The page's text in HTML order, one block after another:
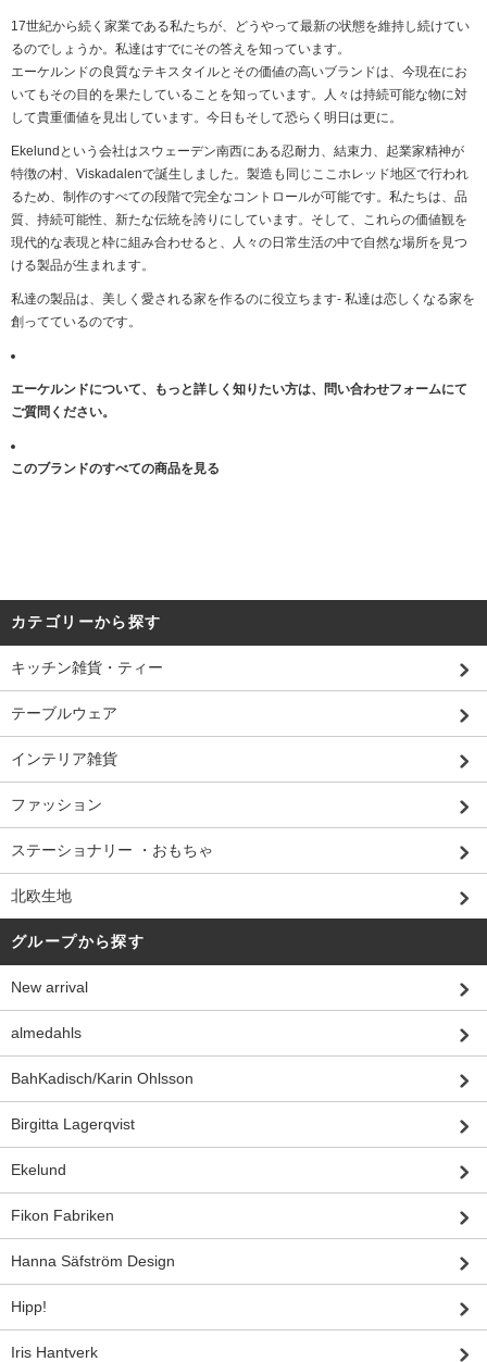
17世紀から続く家業である私たちが、どうやって最新の状態を維持し続けてい
るのでしょうか。私達はすでにその答えを知っています。
エーケルンドの良質なテキスタイルとその価値の高いブランドは、今現在にお
いてもその目的を果たしていることを知っています。人々は持続可能な物に対
して貴重価値を見出しています。今日もそして恐らく明日は更に。
Ekelundという会社はスウェーデン南西にある忍耐力、結束力、起業家精神が
特徴の村、Viskadalenで誕生しました。製造も同じここホレッド地区で行われ
るため、制作のすべての段階で完全なコントロールが可能です。私たちは、品
質、持続可能性、新たな伝統を誇りにしています。そして、これらの価値観を
現代的な表現と枠に組み合わせると、人々の日常生活の中で自然な場所を見つ
ける製品が生まれます。
私達の製品は、美しく愛される家を作るのに役立ちます- 私達は恋しくなる家を
創ってているのです。
エーケルンドについて、もっと詳しく知りたい方は、 問い合わせフォームにて
ご質問ください。
このブランドのすべての商品を見る
カテゴリーから探す
キッチン雑貨・ティー
テーブルウェア
インテリア雑貨
ファッション
ステーショナリー ・おもちゃ
北欧生地
グループから探す
New arrival
almedahls
BahKadisch/Karin Ohlsson
Birgitta Lagerqvist
Ekelund
Fikon Fabriken
Hanna Säfström Design
Hipp!
Iris Hantverk